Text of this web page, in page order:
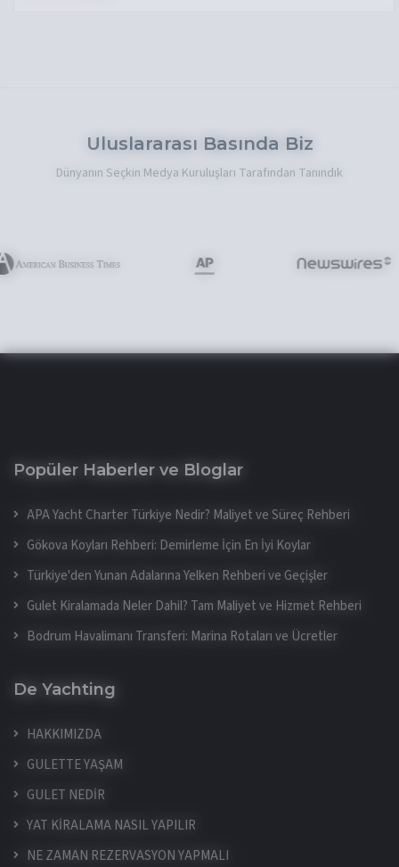
Uluslararası Basında Biz
Dünyanın Seçkin Medya Kuruluşları Tarafından Tanındık
Popüler Haberler ve Bloglar
APA Yacht Charter Türkiye Nedir? Maliyet ve Süreç Rehberi
Gökova Koyları Rehberi: Demirleme İçin En İyi Koylar
Türkiye'den Yunan Adalarına Yelken Rehberi ve Geçişler
Gulet Kiralamada Neler Dahil? Tam Maliyet ve Hizmet Rehberi
Bodrum Havalimanı Transferi: Marina Rotaları ve Ücretler
De Yachting
HAKKIMIZDA
GULETTE YAŞAM
GULET NEDİR
YAT KİRALAMA NASIL YAPILIR
NE ZAMAN REZERVASYON YAPMALI